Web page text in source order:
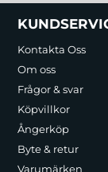
Sidfot
Kontakta Oss
Om oss
Frågor & svar
Köpvillkor
Ångerköp
Byte & retur
Varumärken